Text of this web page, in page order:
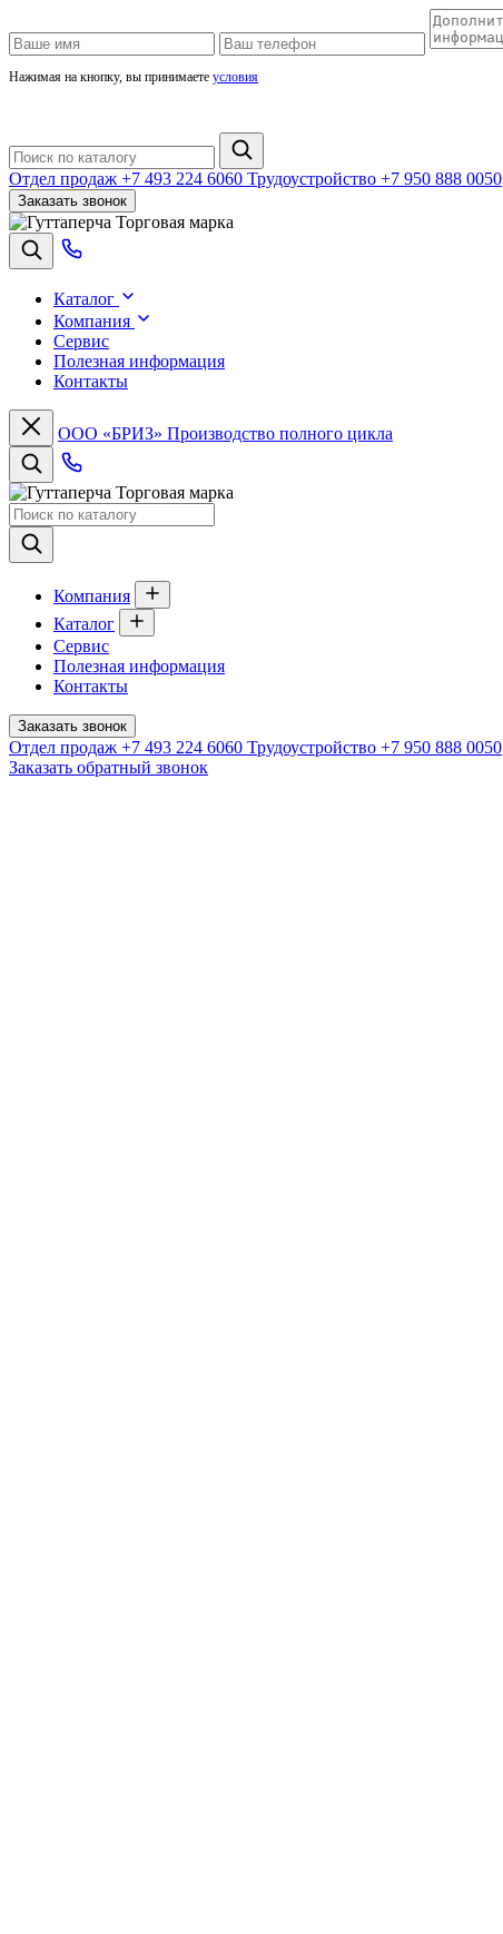
Нажимая на кнопку, вы принимаете условия
Отдел продаж +7 493 224 6060 Трудоустройство +7 950 888 0050
Заказать звонок
Торговая марка
Каталог
Компания
Сервис
Полезная информация
Контакты
ООО «БРИЗ» Производство полного цикла
Торговая марка
Компания
Каталог
Сервис
Полезная информация
Контакты
Заказать звонок
Отдел продаж +7 493 224 6060 Трудоустройство +7 950 888 0050
Заказать обратный звонок